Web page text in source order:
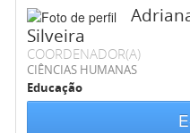
Silveira
COORDENADOR(A)
CIÊNCIAS HUMANAS
Educação